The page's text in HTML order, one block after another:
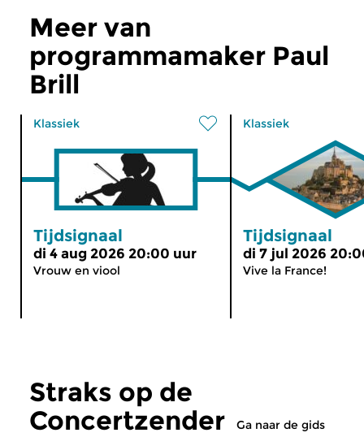
Meer van
programmamaker Paul
Brill
Klassiek
Tijdsignaal
di 4 aug 2026 20:00 uur
Vrouw en viool
Klassiek
Tijdsignaal
di 7 jul 2026
Vive la France!
Straks op de
Concertzender
Ga naar de gids